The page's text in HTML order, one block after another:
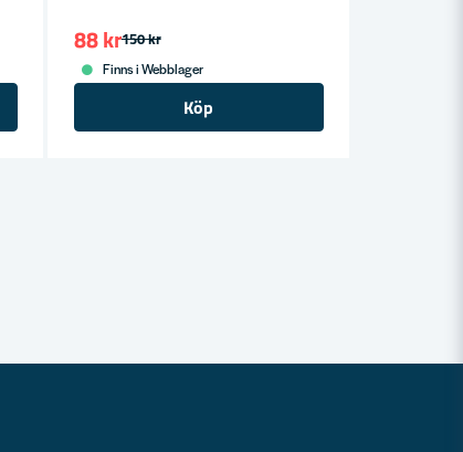
150 kr
88 kr
Finns i Webblager
Köp